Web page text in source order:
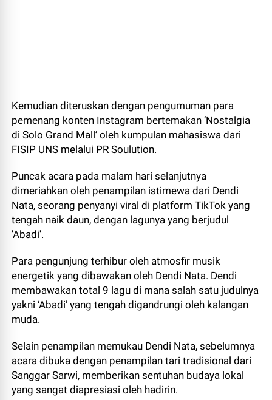
Kemudian diteruskan dengan pengumuman para
pemenang konten Instagram bertemakan ‘Nostalgia
di Solo Grand Mall’ oleh kumpulan mahasiswa dari
FISIP UNS melalui PR Soulution.
Puncak acara pada malam hari selanjutnya
dimeriahkan oleh penampilan istimewa dari Dendi
Nata, seorang penyanyi viral di platform TikTok yang
tengah naik daun, dengan lagunya yang berjudul
'Abadi'.
Para pengunjung terhibur oleh atmosfir musik
energetik yang dibawakan oleh Dendi Nata. Dendi
membawakan total 9 lagu di mana salah satu judulnya
yakni ‘Abadi’ yang tengah digandrungi oleh kalangan
muda.
Selain penampilan memukau Dendi Nata, sebelumnya
acara dibuka dengan penampilan tari tradisional dari
Sanggar Sarwi, memberikan sentuhan budaya lokal
yang sangat diapresiasi oleh hadirin.